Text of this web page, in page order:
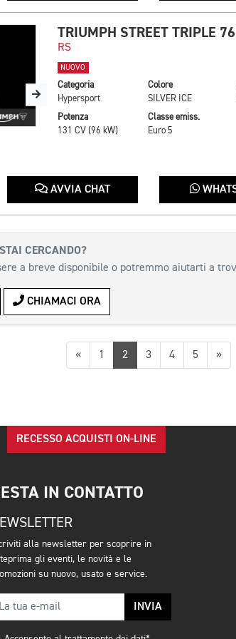
TRIUMPH STREET TRIPLE
RS
NUOVO
Categoria
Hypersport
Colore
SILVER ICE
Potenza
131 CV (96 kW)
Classe emiss.
Euro 5
AVVIA CHAT
CERCANDO?
a breve disponibile o potremmo aiutarti a
CHIAMACI ORA
«Precedente
1 2 3 4 5 »
RECESSO ACQUISTI ON-LINE
IN CONTATTO
alla newsletter per scoprire in
gli eventi, le novità e le
su nuovo, usato e service.
INVIA